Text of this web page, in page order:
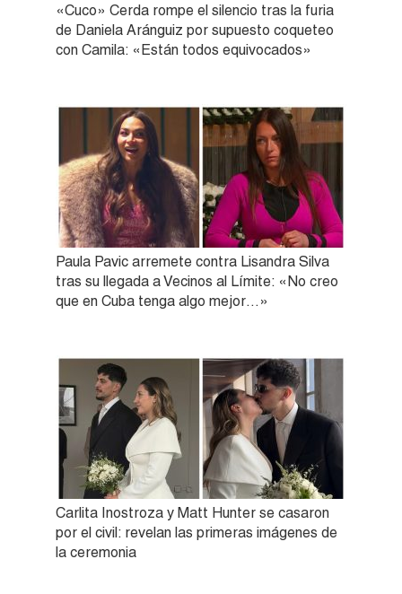
«Cuco» Cerda rompe el silencio tras la furia
de Daniela Aránguiz por supuesto coqueteo
con Camila: «Están todos equivocados»
Paula Pavic arremete contra Lisandra Silva
tras su llegada a Vecinos al Límite: «No creo
que en Cuba tenga algo mejor…»
Carlita Inostroza y Matt Hunter se casaron
por el civil: revelan las primeras imágenes de
la ceremonia